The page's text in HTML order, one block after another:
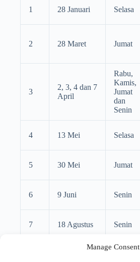
Manage Consent
1 28 Januari Selasa
2 28 Maret Jumat
3
2, 3, 4 dan 7
April
Rabu,
Kamis,
Jumat
dan
Senin
4 13 Mei Selasa
5 30 Mei Jumat
6 9 Juni Senin
7 18 Agustus Senin